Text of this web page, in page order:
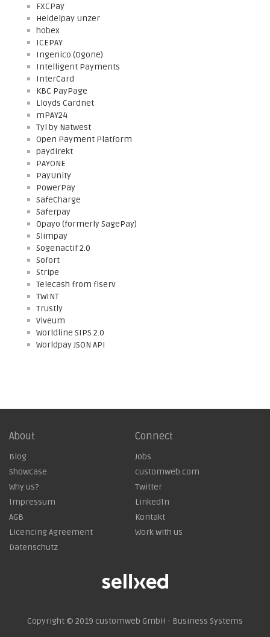
FXCPay
Heidelpay Unzer
hobex
ICEPAY
Ingenico (Ogone)
Intelligent Payments
InterCard
KBC PayPage
Lloyds Cardnet
mPAY24
Tyl by Natwest
Open Payment Platform
paydirekt
PAYONE
PayUnity
PowerPay
SafeCharge
Saferpay
Opayo (formerly SagePay)
Slimpay
Sogenactif 2.0
Sofort
Stripe
Telecash from fiserv
TWINT
Trustly
Viveum
Worldline SIPS 2.0
Worldpay JSON API
About
Blog
Showcase
Why us?
Impressum
AGB
Licencing Agreement
Datenschutz
Connect
Jobs
customweb.com
Twitter
LinkedIn
Kontakt
Work with us
Copyright © 2019 customweb GmbH - Business Systems